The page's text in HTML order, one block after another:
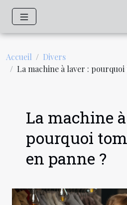
Accueil
Divers
La machine à laver :
La machine
pourquoi
en panne ?